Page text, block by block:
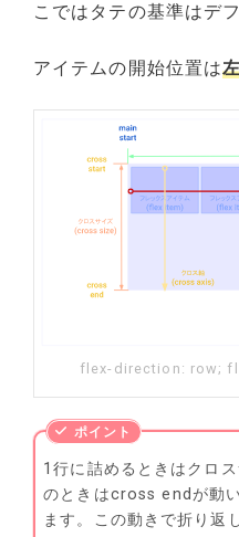
こではタテの基準はデ
アイテムの開始位置は
flex-direction: row;
1行に詰めるときはクロ
のときはcross endが動
ます。この動きで折り返